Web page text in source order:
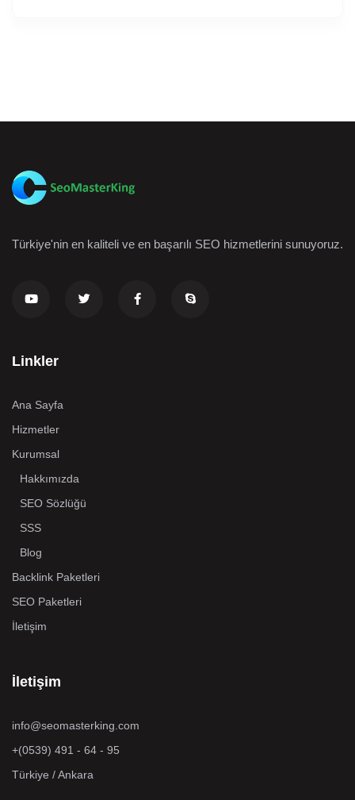
Türkiye'nin en kaliteli ve en başarılı SEO hizmetlerini sunuyoruz.
Linkler
Ana Sayfa
Hizmetler
Kurumsal
Hakkımızda
SEO Sözlüğü
SSS
Blog
Backlink Paketleri
SEO Paketleri
İletişim
İletişim
info@seomasterking.com
+(0539) 491 - 64 - 95
Türkiye / Ankara